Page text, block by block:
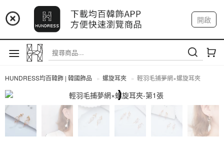
📢 市集預告：9/12-9/13 八里海巡基地
📢 市集預告：8/22-8/23 桃園青埔置地廣場
開啟
註冊 我的帳戶
HUNDRESS均百韓飾 | 韓國飾品 螺旋耳夾 輕羽毛捕夢網×螺旋耳夾